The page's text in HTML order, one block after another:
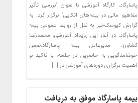
پاسارگاد، کارگاه آموزشی با عنوان “بررسی تأثیر
مفاهیم مالی در بیمه‌های اتکایی” برگزار کرد. به
گزارش کیوسک‌خبر به نقل از روابط عمومی بیمه
پاسارگاد، در آغاز این رویداد آموزشی، محمدرضا
کشاورز، مدیرعامل بیمه پاسارگاد،ضمن
خوشامدگویی به حاضرین در جلسه، با تأکید بر
اهمیت برگزاری دوره‌های آموزشی در […]
بیمه پاسارگاد موفق به دریافت